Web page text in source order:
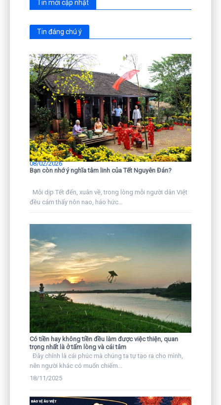
Tin mới cập nhật
Tin đáng chú ý
Bạn còn nhớ ý nghĩa tâm linh của Tết Nguyên Đán?
08/02/2026
Mỗi dịp Tết đến, xuân về, trong lòng mỗi người dân Việt
đều cảm thấy nôn nao, háo hức...
Có tiền hay không tiền đều làm được việc thiện, quan
trọng nhất là ở tấm lòng và cái tâm
Đây chính là cái phúc mà chúng ta tự tạo ra cho mình,
nên người khác có muốn chiếm...
18/11/2025